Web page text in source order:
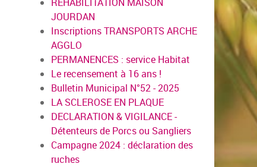
JOURDAN
Inscriptions TRANSPORTS ARCHE
AGGLO
PERMANENCES : service Habitat
Le recensement à 16 ans !
Bulletin Municipal N°52 - 2025
LA SCLEROSE EN PLAQUE
DECLARATION & VIGILANCE -
Détenteurs de Porcs ou Sangliers
Campagne 2024 : déclaration des
ruches